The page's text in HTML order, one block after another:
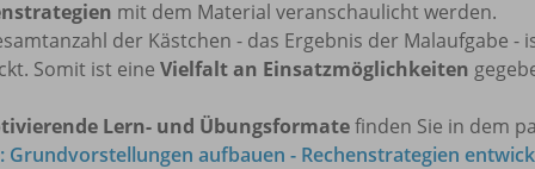
mit dem Material veranschaulicht werden.
der Kästchen - das Ergebnis der Malaufgabe -
Somit ist eine Vielfalt an Einsatzmöglichkeiten
Lern- und Übungsformatefinden Sie in dem
Grundvorstellungen aufbauen - Rechenstrategien